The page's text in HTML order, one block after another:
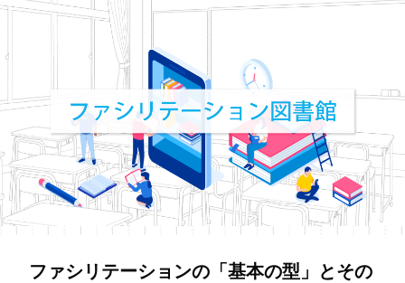
ファシリテーションの「基本の型」とその